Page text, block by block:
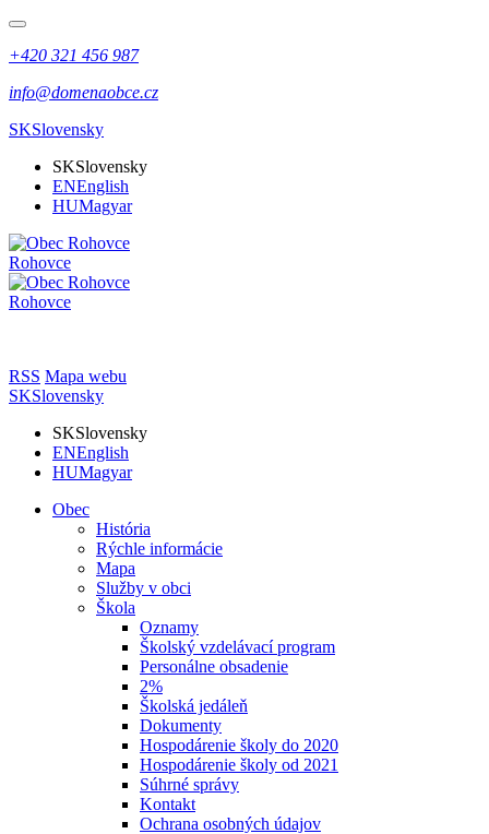
+420 321 456 987
info@domenaobce.cz
SKSlovensky
SKSlovensky
ENEnglish
HUMagyar
Rohovce
Rohovce
RSS Mapa webu
SKSlovensky
SKSlovensky
ENEnglish
HUMagyar
Obec
História
Rýchle informácie
Mapa
Služby v obci
Škola
Oznamy
Školský vzdelávací program
Personálne obsadenie
2%
Školská jedáleň
Dokumenty
Hospodárenie školy do 2020
Hospodárenie školy od 2021
Súhrné správy
Kontakt
Ochrana osobných údajov